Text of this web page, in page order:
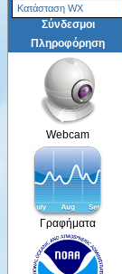
Κατάσταση WX
Σύνδεσμοι
Πληροφόρηση
Webcam
Γραφήματα